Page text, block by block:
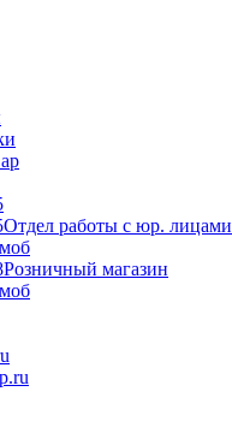
Отдел работы с юр. лицами
моб
Розничный магазин
моб